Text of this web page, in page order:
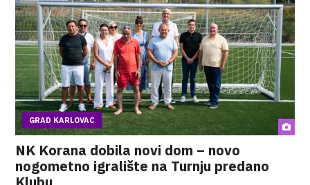
GRAD KARLOVAC
NK Korana dobila novi dom – novo
nogometno igralište na Turnju predano